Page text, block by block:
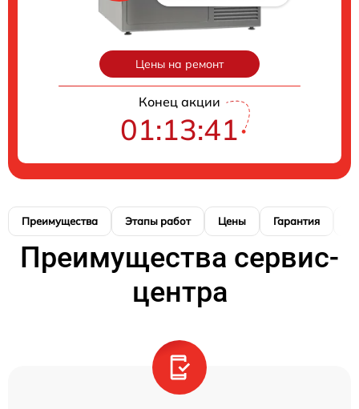
Цены на ремонт
Конец акции
01:13:40
Преимущества Этапы работ Цены Гарантия
Преимущества сервис-
центра